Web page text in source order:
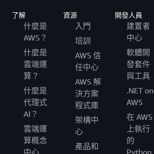
了解
什麼是
AWS？
什麼是
雲端運
算？
什麼是
代理式
AI？
雲端運
算概念
資源
入門
培訓
AWS 信
任中心
AWS 解
決方案
程式庫
架構中
心
產品和
開發人員
建置者
中心
軟體開
發套件
與工具
.NET on
AWS
在 AWS
上執行
的